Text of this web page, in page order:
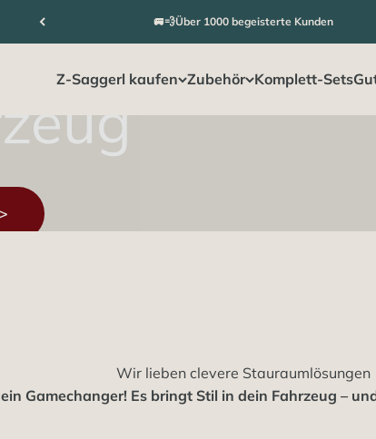
🚐💨Über 1000 begeisterte Kunden
Z-Saggerl kaufen Zubehör Komplett-Sets
Wir lieben clevere Stauraumlösungen
Gamechanger! Es bringt Stil in dein Fahrzeug –